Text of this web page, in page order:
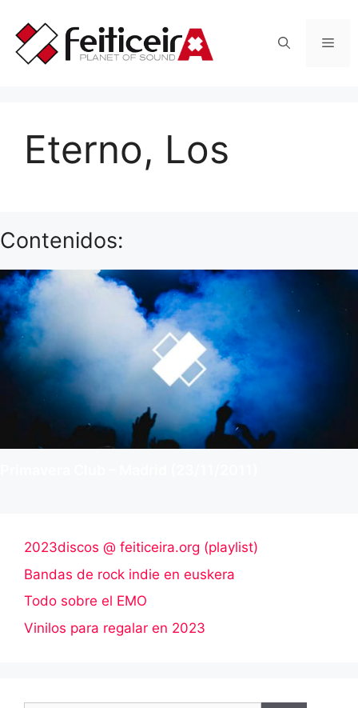
contenido
Eterno, Los
Contenidos:
2023discos @ feiticeira.org (playlist)
Bandas de rock indie en euskera
Todo sobre el EMO
Vinilos para regalar en 2023